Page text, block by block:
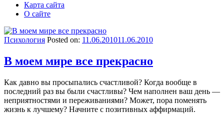
Карта сайта
О сайте
Психология Posted on: 11.06.201011.06.2010
В моем мире все прекрасно
Как давно вы просыпались счастливой? Когда вообще в
последний раз вы были счастливы? Чем наполнен ваш день —
неприятностями и переживаниями? Может, пора поменять
жизнь к лучшему? Начните с позитивных аффирмаций.